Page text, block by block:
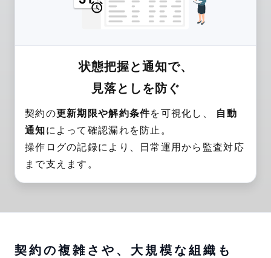
状態把握と通知で、
見落としを防ぐ
契約の更新期限や解約条件を可視化し、 自動
通知によって確認漏れを防止。
操作ログの記録により、日常運用から監査対応
まで支えます。
契約の複雑さや、大規模な組織も